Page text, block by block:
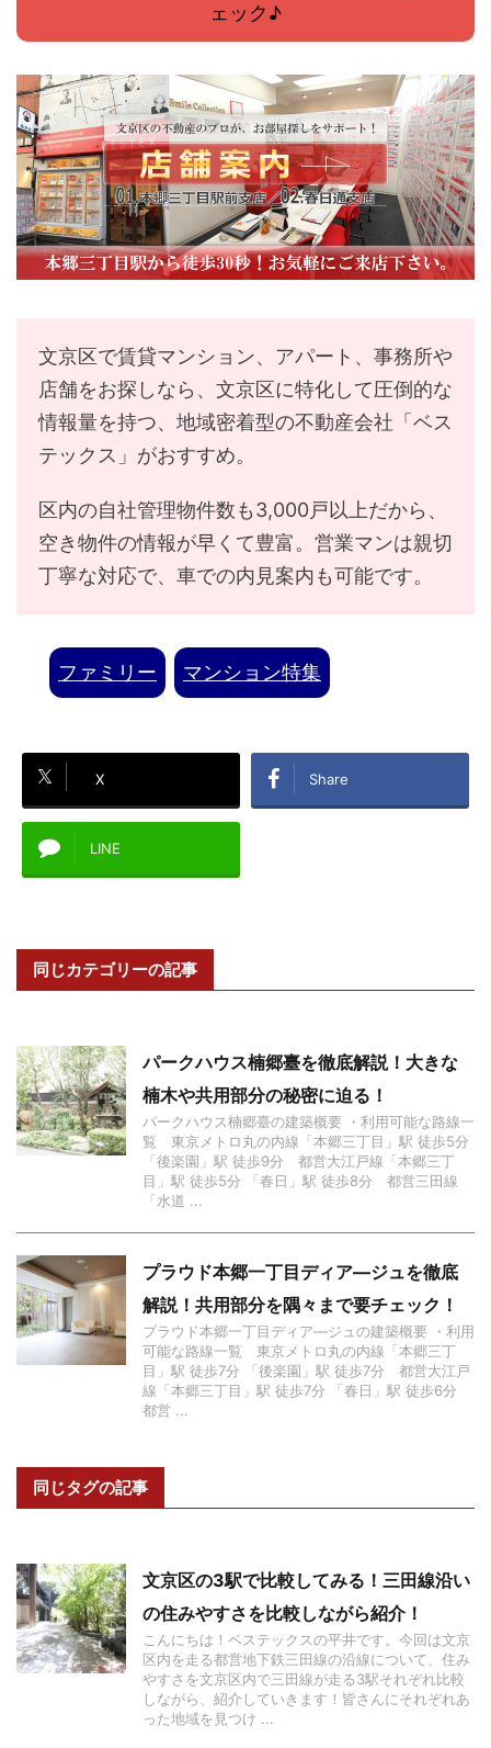
ェック♪
文京区で賃貸マンション、アパート、事務所や
店舗をお探しなら、文京区に特化して圧倒的な
情報量を持つ、地域密着型の不動産会社「ベス
テックス」がおすすめ。
区内の自社管理物件数も3,000戸以上だから、
空き物件の情報が早くて豊富。営業マンは親切
丁寧な対応で、車での内見案内も可能です。
ファミリー マンション特集
X Share
LINE
同じカテゴリーの記事
パークハウス楠郷臺を徹底解説！大きな
楠木や共用部分の秘密に迫る！
パークハウス楠郷臺の建築概要 ・利用可能な路線一
覧 東京メトロ丸の内線「本郷三丁目」駅 徒歩5分
「後楽園」駅 徒歩9分 都営大江戸線「本郷三丁
目」駅 徒歩5分 「春日」駅 徒歩8分 都営三田線
「水道 ...
プラウド本郷一丁目ディア―ジュを徹底
解説！共用部分を隅々まで要チェック！
プラウド本郷一丁目ディア―ジュの建築概要 ・利用
可能な路線一覧 東京メトロ丸の内線「本郷三丁
目」駅 徒歩7分 「後楽園」駅 徒歩7分 都営大江戸
線「本郷三丁目」駅 徒歩7分 「春日」駅 徒歩6分
都営 ...
同じタグの記事
文京区の3駅で比較してみる！三田線沿い
の住みやすさを比較しながら紹介！
こんにちは！ベステックスの平井です。今回は文京
区内を走る都営地下鉄三田線の沿線について、住み
やすさを文京区内で三田線が走る3駅それぞれ比較
しながら、紹介していきます！皆さんにそれぞれあ
った地域を見つけ ...